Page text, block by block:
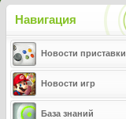
Навигация
Новости приставки
Новости игр
База знаний